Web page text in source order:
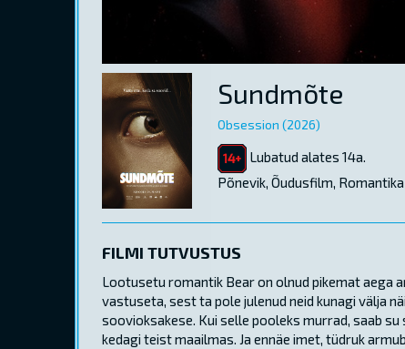
Sundmõte
Obsession (2026)
Lubatud alates 14a.
Põnevik, Õudusfilm, Romantika
FILMI TUTVUSTUS
Lootusetu romantik Bear on olnud pikemat aega
vastuseta, sest ta pole julenud neid kunagi välja
soovioksakese. Kui selle pooleks murrad, saab
kedagi teist maailmas. Ja ennäe imet, tüdruk